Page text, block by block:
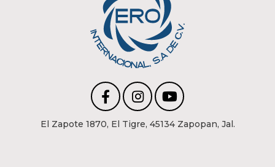
El Zapote 1870, El Tigre, 45134 Zapopan, Jal.